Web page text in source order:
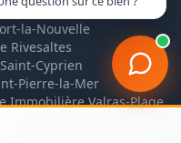
Perpignan
la-Nouvelle
Rivesaltes
Cyprien
Pierre-la-Mer
Immobilière Valras-Plage